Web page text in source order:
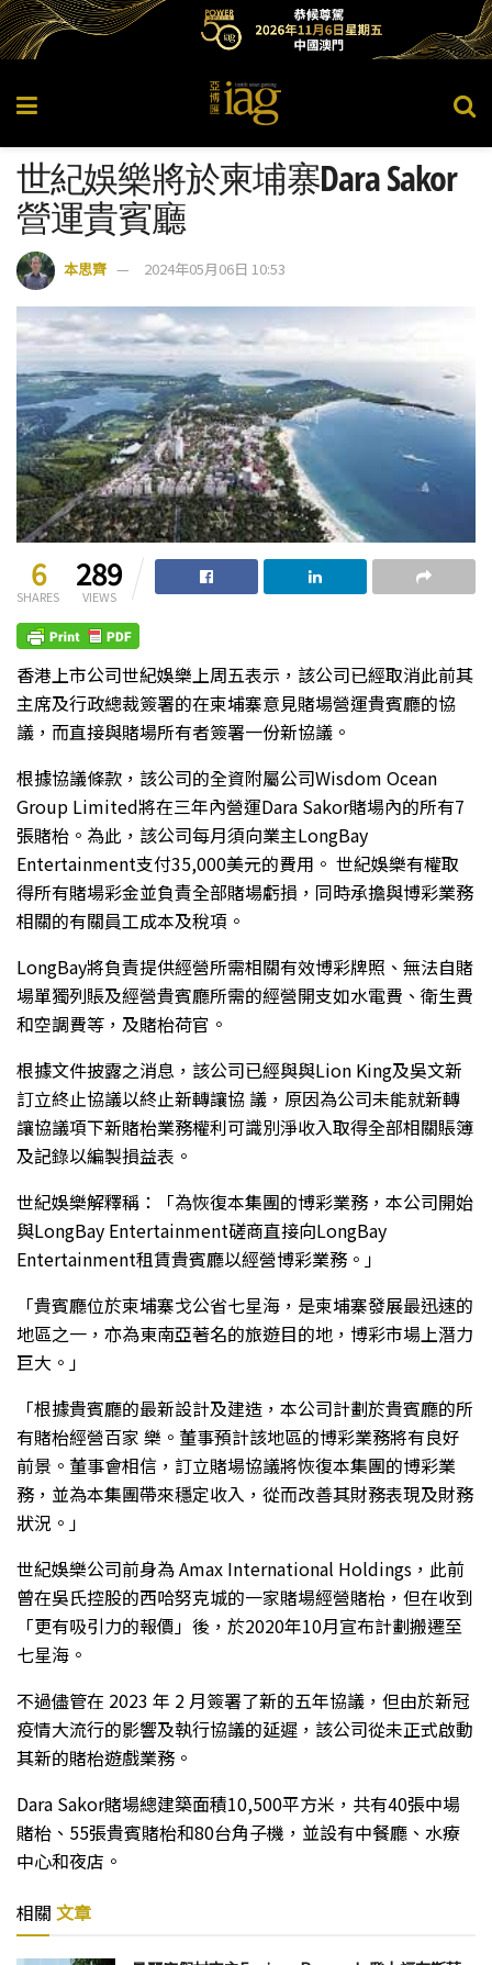
世紀娛樂將於柬埔寨Dara Sakor
營運貴賓廳
本思齊 2024年05月06日 10:53
6
SHARES
289
VIEWS
香港上市公司世紀娛樂上周五表示，該公司已經取消此前其
主席及行政總裁簽署的在柬埔寨意見賭場營運貴賓廳的協
議，而直接與賭場所有者簽署一份新協議。
根據協議條款，該公司的全資附屬公司Wisdom Ocean
Group Limited將在三年內營運Dara Sakor賭場內的所有7
張賭枱。為此，該公司每月須向業主LongBay
Entertainment支付35,000美元的費用。 世紀娛樂有權取
得所有賭場彩金並負責全部賭場虧損，同時承擔與博彩業務
相關的有關員工成本及稅項。
LongBay將負責提供經營所需相關有效博彩牌照、無法自賭
場單獨列賬及經營貴賓廳所需的經營開支如水電費、衛生費
和空調費等，及賭枱荷官。
根據文件披露之消息，該公司已經與與Lion King及吳文新
訂立終止協議以終止新轉讓協 議，原因為公司未能就新轉
讓協議項下新賭枱業務權利可識別淨收入取得全部相關賬簿
及記錄以編製損益表。
世紀娛樂解釋稱：「為恢復本集團的博彩業務，本公司開始
與LongBay Entertainment磋商直接向LongBay
Entertainment租賃貴賓廳以經營博彩業務。」
「貴賓廳位於柬埔寨戈公省七星海，是柬埔寨發展最迅速的
地區之一，亦為東南亞著名的旅遊目的地，博彩市場上潛力
巨大。」
「根據貴賓廳的最新設計及建造，本公司計劃於貴賓廳的所
有賭枱經營百家 樂。董事預計該地區的博彩業務將有良好
前景。董事會相信，訂立賭場協議將恢復本集團的博彩業
務，並為本集團帶來穩定收入，從而改善其財務表現及財務
狀況。」
世紀娛樂公司前身為 Amax International Holdings，此前
曾在吳氏控股的西哈努克城的一家賭場經營賭枱，但在收到
「更有吸引力的報價」後，於2020年10月宣布計劃搬遷至
七星海。
不過儘管在 2023 年 2 月簽署了新的五年協議，但由於新冠
疫情大流行的影響及執行協議的延遲，該公司從未正式啟動
其新的賭枱遊戲業務。
Dara Sakor賭場總建築面積10,500平方米，共有40張中場
賭枱、55張貴賓賭枱和80台角子機，並設有中餐廳、水療
中心和夜店。
相關 文章